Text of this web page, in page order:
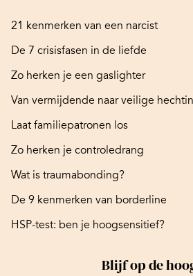
21 kenmerken van een narcist
De 7 crisisfasen in de liefde
Zo herken je een gaslighter
Van vermijdende naar veilige
Laat familiepatronen los
Zo herken je controledrang
Wat is traumabonding?
De 9 kenmerken van borderline
HSP-test: ben je hoogsensitief?
Blijf op de